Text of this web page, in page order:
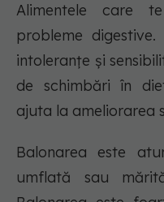
Alimentele care
probleme
intoleranțe și
de schimbări în
ajuta la ameliorarea
Balonarea este
umflată sau